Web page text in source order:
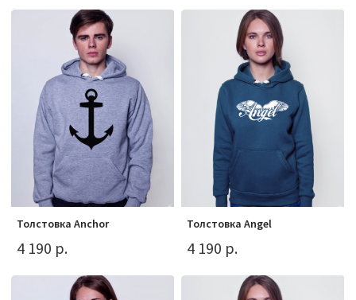
Толстовка Anchor
4 190 р.
Толстовка Angel
4 190 р.